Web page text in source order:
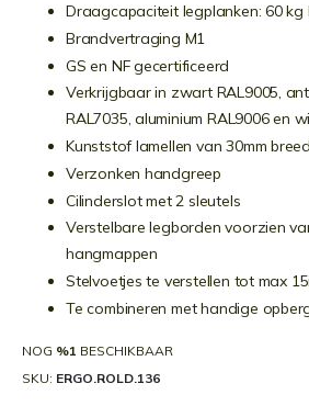
Draagcapaciteit legplanken: 60
Brandvertraging M1
GS en NF gecertificeerd
Verkrijgbaar in zwart RAL9005,
RAL7035, aluminium RAL9006 en
Kunststof lamellen van 30mm breed
Verzonken handgreep
Cilinderslot met 2 sleutels
Verstelbare legborden voorzien
hangmappen
Stelvoetjes te verstellen tot max
Te combineren met handige
NOG %1 BESCHIKBAAR
SKU ERGO.ROLD.136